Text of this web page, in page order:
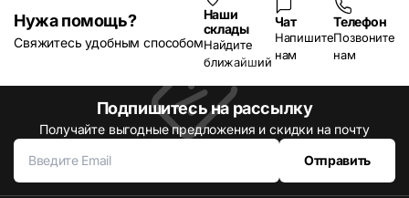
Нужа помощь?
Свяжитесь удобным способом
Наши
склады
Найдите
ближайший
Чат
Напишите
нам
Телефон
Позвоните
нам
Подпишитесь на рассылку
Получайте выгодные предложения и скидки на почту
Отправить